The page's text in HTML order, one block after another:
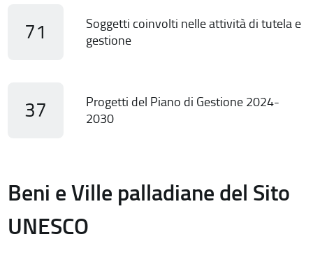
71
Soggetti coinvolti nelle attività di tutela e
gestione
37
Progetti del Piano di Gestione 2024-
2030
Beni e Ville palladiane del Sito
UNESCO